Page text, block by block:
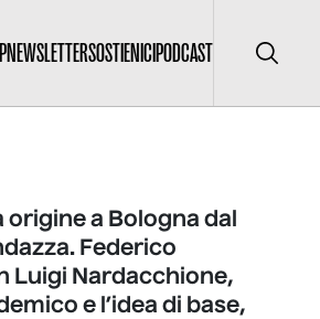
NEWSLETTERSOSTIENICIPODCAST Cerca
origine a Bologna dal
Federico
Luigi Nardacchione,
e l’idea di base,